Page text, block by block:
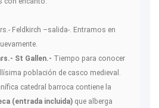
Feldkirch –salida-. Entramos en
St Gallen.- Tiempo para conocer
población de casco medieval.
catedral barroca contiene la
(entrada incluida) que alberga